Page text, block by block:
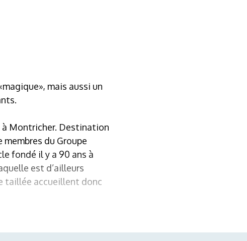
mais aussi un
à Montricher. Destination
du Groupe
fondé il y a 90 ans à
est d’ailleurs
taillée accueillent donc